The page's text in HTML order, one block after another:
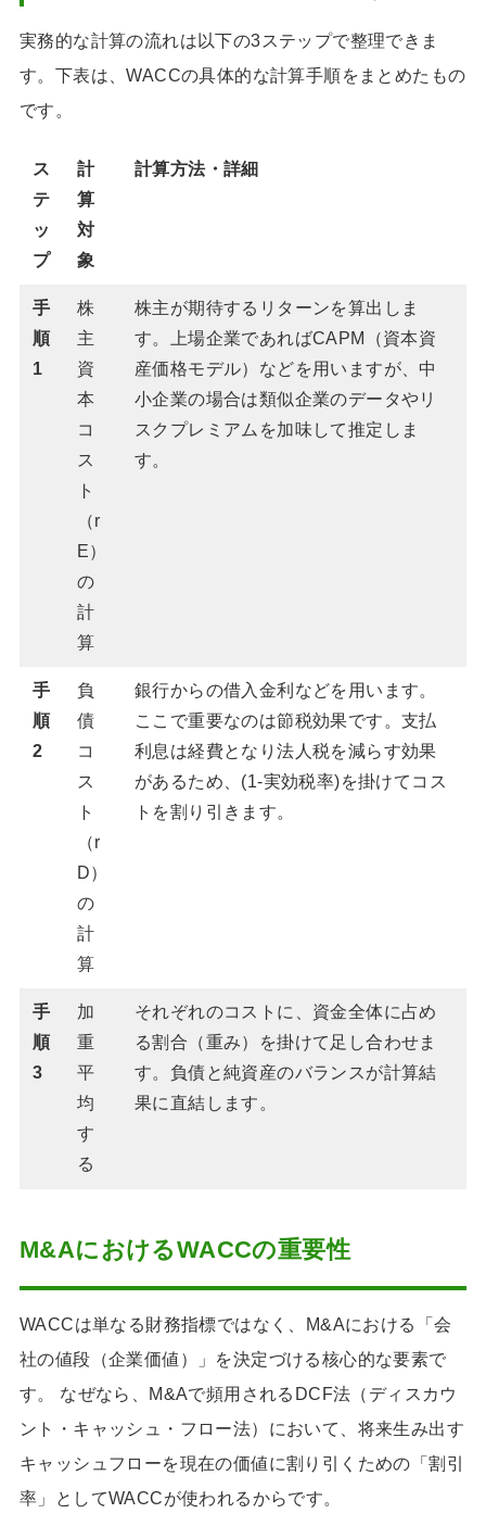
実務的な計算の流れは以下の3ステップで整理できま
す。下表は、WACCの具体的な計算手順をまとめたもの
です。
ス
テ
ッ
プ
計
算
対
象
計算方法・詳細
手
順
1
株
主
資
本
コ
ス
ト
（r
E）
の
計
算
株主が期待するリターンを算出しま
す。上場企業であればCAPM（資本資
産価格モデル）などを用いますが、中
小企業の場合は類似企業のデータやリ
スクプレミアムを加味して推定しま
す。
手
順
2
負
債
コ
ス
ト
（r
D）
の
計
算
銀行からの借入金利などを用います。
ここで重要なのは節税効果です。支払
利息は経費となり法人税を減らす効果
があるため、(1-実効税率)を掛けてコス
トを割り引きます。
手
順
3
加
重
平
均
す
る
それぞれのコストに、資金全体に占め
る割合（重み）を掛けて足し合わせま
す。負債と純資産のバランスが計算結
果に直結します。
M&AにおけるWACCの重要性
WACCは単なる財務指標ではなく、M&Aにおける「会
社の値段（企業価値）」を決定づける核心的な要素で
す。 なぜなら、M&Aで頻用されるDCF法（ディスカウ
ント・キャッシュ・フロー法）において、将来生み出す
キャッシュフローを現在の価値に割り引くための「割引
率」としてWACCが使われるからです。